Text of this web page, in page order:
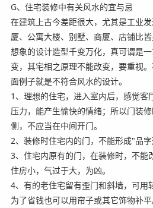
G、住宅装修中有关风水的宜与忌
在建筑上古今差距很大，尤其是工业
厦、公寓大楼、别墅、商厦、店铺比
想象的设计造型千变万化，真可谓是
变，其宅相之原理不能改变，要重视
面例子就是不符合风水的设计。
1、理想的住宅，进入室内后，感觉客
压力，能产生愉快的情绪；所以门装
侧，不应当在中间开门。
2、装修时住宅内的门，不能形成"品字
3、住宅内原有的门，在装修时，不能
住房小，气过于大，为凶。
4、有的老住宅留有歪门和斜墙，可用
为了省钱也可以用帘子或其它饰物补平